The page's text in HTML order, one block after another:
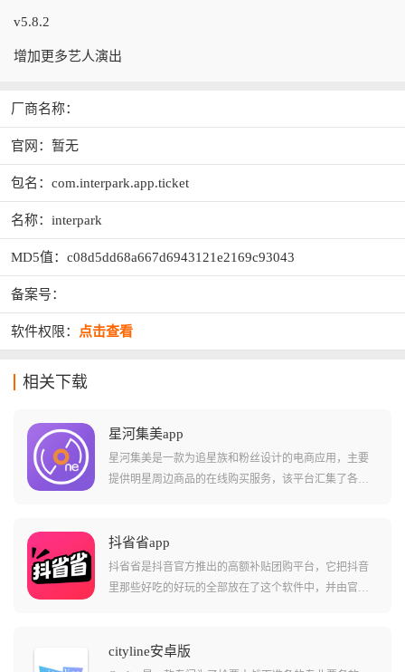
v5.8.2
增加更多艺人演出
厂商名称：
官网：暂无
包名：com.interpark.app.ticket
名称：interpark
MD5值：c08d5dd68a667d6943121e2169c93043
备案号：
软件权限： 点击查看
相关下载
星河集美app
星河集美是一款为追星族和粉丝设计的电商应用，主要
提供明星周边商品的在线购买服务，该平台汇集了各类
作界面和方便快捷的一键式登录方式。
抖省省app
抖省省是抖音官方推出的高额补贴团购平台，它把抖音
里那些好吃的好玩的全部放在了这个软件中，并由官方
不同平台比价的烦恼，是出门逛街必带的省钱软件。
cityline安卓版